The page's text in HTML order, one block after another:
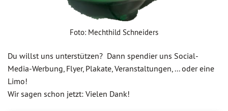
Foto: Mechthild Schneiders
Du willst uns unterstützen? Dann spendier uns Social-
Media-Werbung, Flyer, Plakate, Veranstaltungen, ... oder eine
Limo!
Wir sagen schon jetzt: Vielen Dank!